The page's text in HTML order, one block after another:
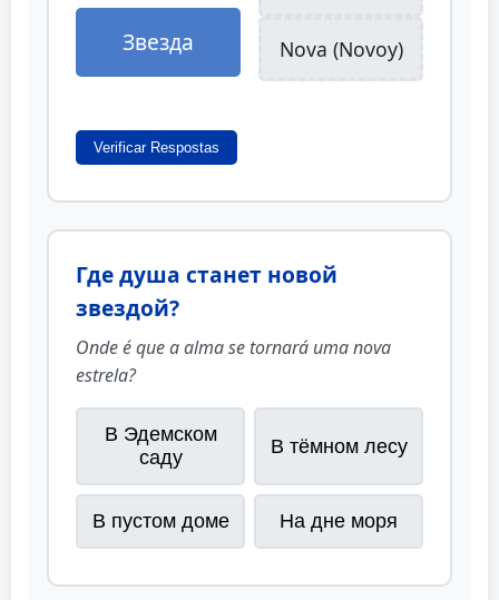
Звезда Nova (Novoy)
Verificar Respostas
Где душа станет новой
звездой?
Onde é que a alma se tornará uma nova
estrela?
В Эдемском
саду
В тёмном лесу
В пустом доме На дне моря